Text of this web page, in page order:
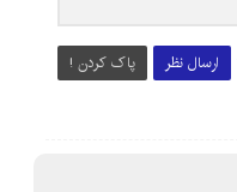
ارسال نظر پاک کردن !